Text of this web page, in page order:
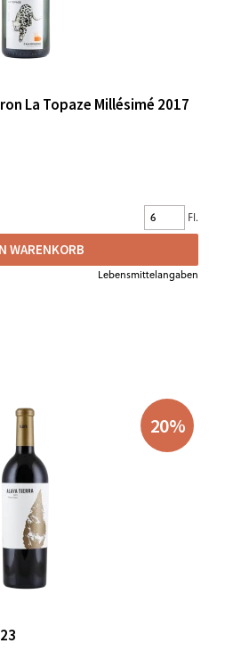
La Topaze Millésimé 2017
Fl.
WARENKORB
Lebensmittelangaben
20%